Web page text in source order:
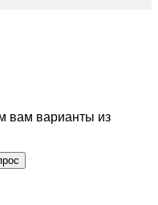
вам варианты из